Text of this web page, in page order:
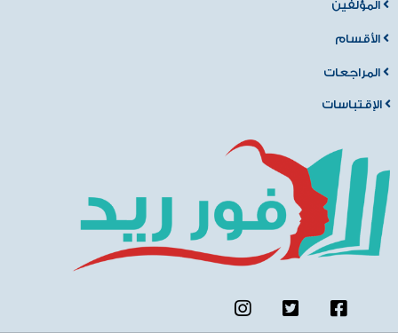
المؤلفين
الأقسام
المراجعات
الإقتباسات